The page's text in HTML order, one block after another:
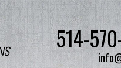
514-